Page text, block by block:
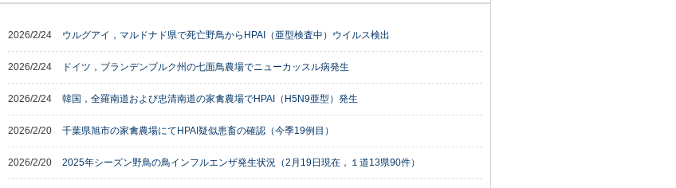
2026/2/24 ウルグアイ，マルドナド県で死亡野鳥からHPAI（亜型検査中）ウイルス検出
2026/2/24 ドイツ，ブランデンブルク州の七面鳥農場でニューカッスル病発生
2026/2/24 韓国，全羅南道および忠清南道の家禽農場でHPAI（H5N9亜型）発生
2026/2/20 千葉県旭市の家禽農場にてHPAI疑似患畜の確認（今季19例目）
2026/2/20 2025年シーズン野鳥の鳥インフルエンザ発生状況（2月19日現在，１道13県90件）